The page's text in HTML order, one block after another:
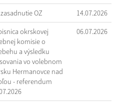
OZ 14.07.2026
okrskovej
komisie o
a výsledku
vo volebnom
Hermanovce nad
- referendum
06.07.2026